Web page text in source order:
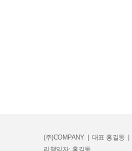
(주)COMPANY 대표 홍길동
리책임자: 홍길동